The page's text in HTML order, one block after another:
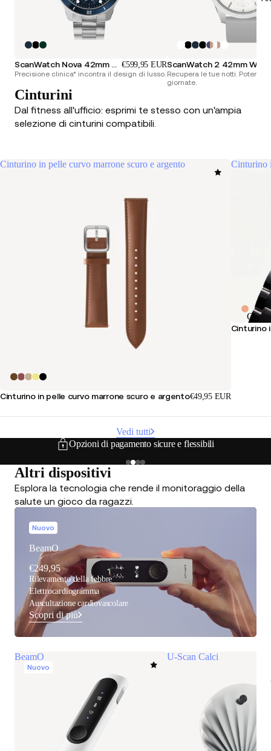
ScanWatch Nova 42mm Blue €599,95 EUR
Precisione clinica* incontra il design di lusso. Recupera le tue notti. Potenzia
giornate.
Cinturini
Dal fitness all'ufficio: esprimi te stesso con un'ampia
selezione di cinturini compatibili.
Cinturino in pelle curvo marrone scuro e argento
Cinturino in pelle curvo marrone scuro e argento€49,95 EUR
Cinturino
Cinturino
Vedi tutti
Opzioni di pagamento sicure e flessibili
Altri dispositivi
Esplora la tecnologia che rende il monitoraggio della
salute un gioco da ragazzi.
Nuovo
BeamO
€249,95
Rilevamento della febbre
Elettrocardiogramma
Auscultazione cardiovascolare
Scopri di più
BeamO
Nuovo
U-Scan Calci